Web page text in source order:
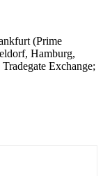
(Prime
Hamburg,
Exchange;